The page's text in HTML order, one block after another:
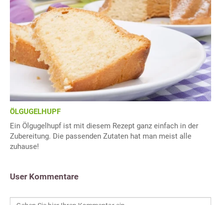
ÖLGUGELHUPF
Ein Ölgugelhupf ist mit diesem Rezept ganz einfach in der
Zubereitung. Die passenden Zutaten hat man meist alle
zuhause!
User Kommentare